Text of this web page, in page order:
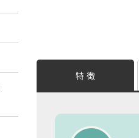
特 徴